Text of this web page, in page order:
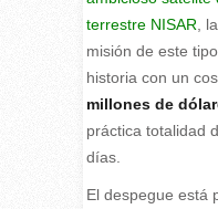
terrestre NISAR,
misión de este
historia con un
millones de
práctica totalidad
días.
El despegue está